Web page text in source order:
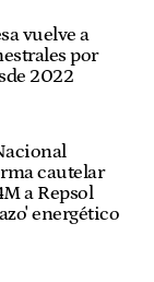
vuelve a
por
2022
cautelar
a Repsol
energético